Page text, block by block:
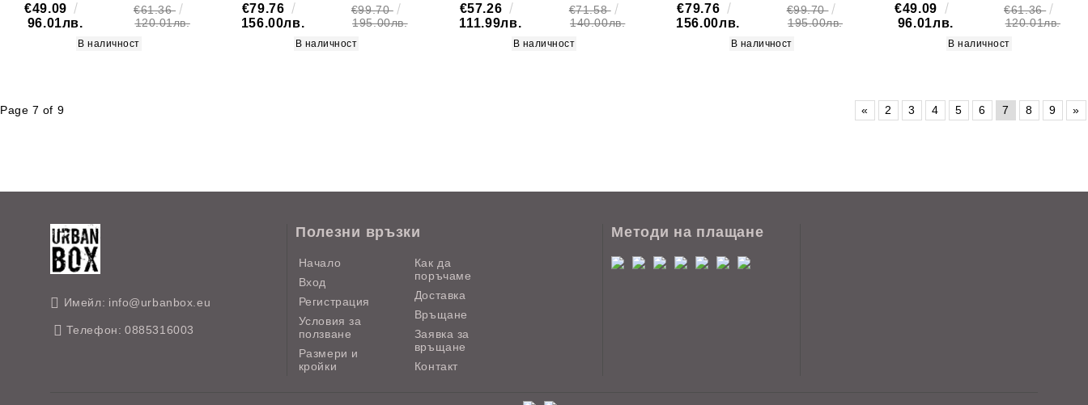
€49.09
96.01лв.
€61.36
120.01лв.
В наличност
€79.76
156.00лв.
€99.70
195.00лв.
В наличност
€57.26
111.99лв.
€71.58
140.00лв.
В наличност
€79.76
156.00лв.
€99.70
195.00лв.
В наличност
€49.09
96.01лв.
€61.36
120.01лв.
В наличност
Page 7 of 9 « 2 3 4 5 6 7 8 9 »
Имейл: info@urbanbox.eu
Телефон: 0885316003
Полезни връзки
Начало
Вход
Регистрация
Условия за
ползване
Размери и
кройки
Как да
поръчаме
Доставка
Връщане
Заявка за
връщане
Контакт
Методи на плащане